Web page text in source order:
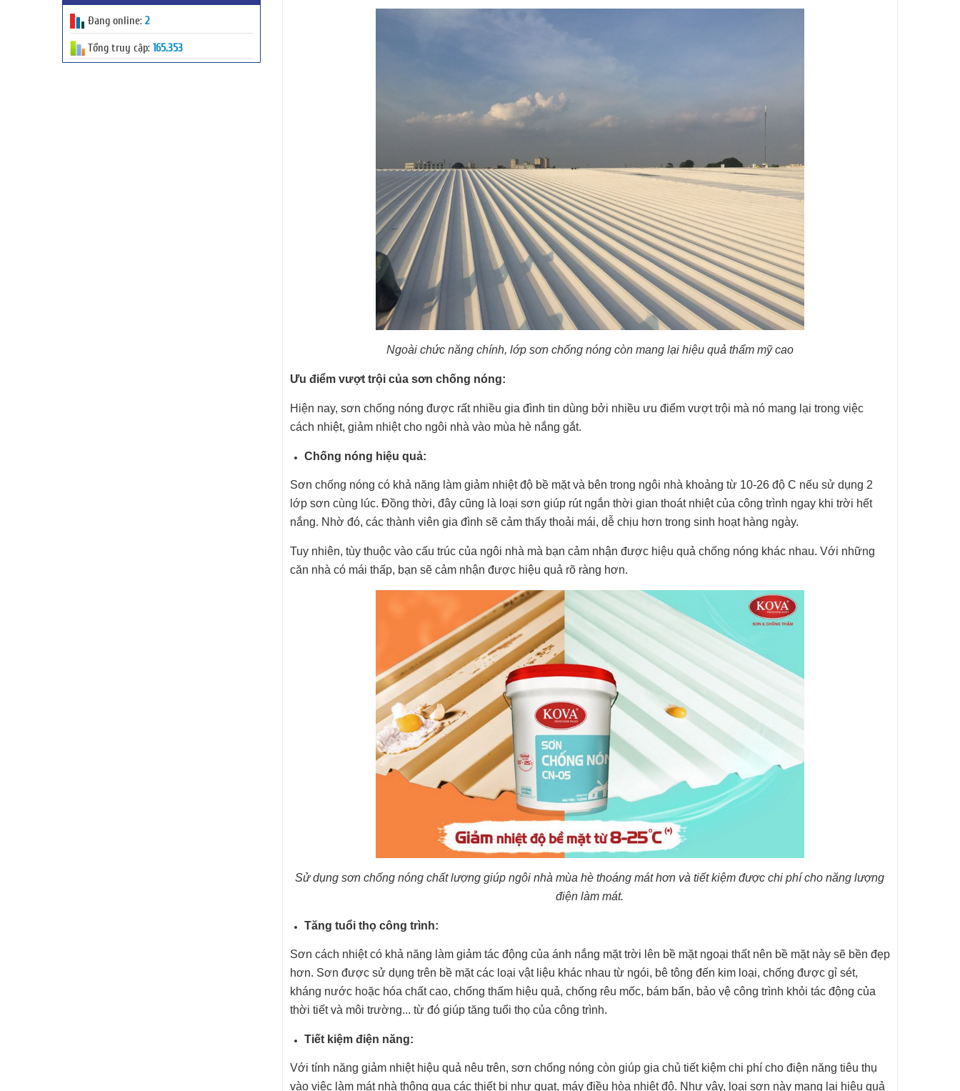
Đang online: 2
Tổng truy cập: 165.353
Ngoài chức năng chính, lớp sơn chống nóng còn mang lại hiệu quả thẩm mỹ cao
Ưu điểm vượt trội của sơn chống nóng:
Hiện nay, sơn chống nóng được rất nhiều gia đình tin dùng bởi nhiều ưu điểm vượt trội mà nó mang lại trong việc
cách nhiệt, giảm nhiệt cho ngôi nhà vào mùa hè nắng gắt.
Chống nóng hiệu quả:
Sơn chống nóng có khả năng làm giảm nhiệt độ bề mặt và bên trong ngôi nhà khoảng từ 10-26 độ C nếu sử dụng 2
lớp sơn cùng lúc. Đồng thời, đây cũng là loại sơn giúp rút ngắn thời gian thoát nhiệt của công trình ngay khi trời hết
nắng. Nhờ đó, các thành viên gia đình sẽ cảm thấy thoải mái, dễ chịu hơn trong sinh hoạt hàng ngày.
Tuy nhiên, tùy thuộc vào cấu trúc của ngôi nhà mà bạn cảm nhận được hiệu quả chống nóng khác nhau. Với những
căn nhà có mái thấp, bạn sẽ cảm nhận được hiệu quả rõ ràng hơn.
Sử dụng sơn chống nóng chất lượng giúp ngôi nhà mùa hè thoáng mát hơn và tiết kiệm được chi phí cho năng lượng
điện làm mát.
Tăng tuổi thọ công trình:
Sơn cách nhiệt có khả năng làm giảm tác động của ánh nắng mặt trời lên bề mặt ngoại thất nên bề mặt này sẽ bền đẹp
hơn. Sơn được sử dụng trên bề mặt các loại vật liệu khác nhau từ ngói, bê tông đến kim loại, chống được gỉ sét,
kháng nước hoặc hóa chất cao, chống thấm hiệu quả, chống rêu mốc, bám bẩn, bảo vệ công trình khỏi tác động của
thời tiết và môi trường... từ đó giúp tăng tuổi thọ của công trình.
Tiết kiệm điện năng:
Với tính năng giảm nhiệt hiệu quả nêu trên, sơn chống nóng còn giúp gia chủ tiết kiệm chi phí cho điện năng tiêu thụ